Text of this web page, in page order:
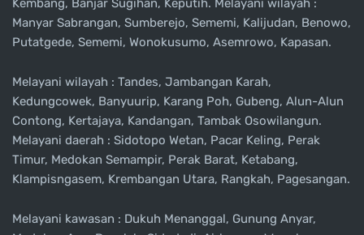
Manyar Sabrangan, Sumberejo, Sememi, Kalijudan, Benowo,
Putatgede, Sememi, Wonokusumo, Asemrowo, Kapasan.
Melayani wilayah : Tandes, Jambangan Karah,
Kedungcowek, Banyuurip, Karang Poh, Gubeng, Alun-Alun
Contong, Kertajaya, Kandangan, Tambak Osowilangun.
Melayani daerah : Sidotopo Wetan, Pacar Keling, Perak
Timur, Medokan Semampir, Perak Barat, Ketabang,
Klampisngasem, Krembangan Utara, Rangkah, Pagesangan.
Melayani kawasan : Dukuh Menanggal, Gunung Anyar,